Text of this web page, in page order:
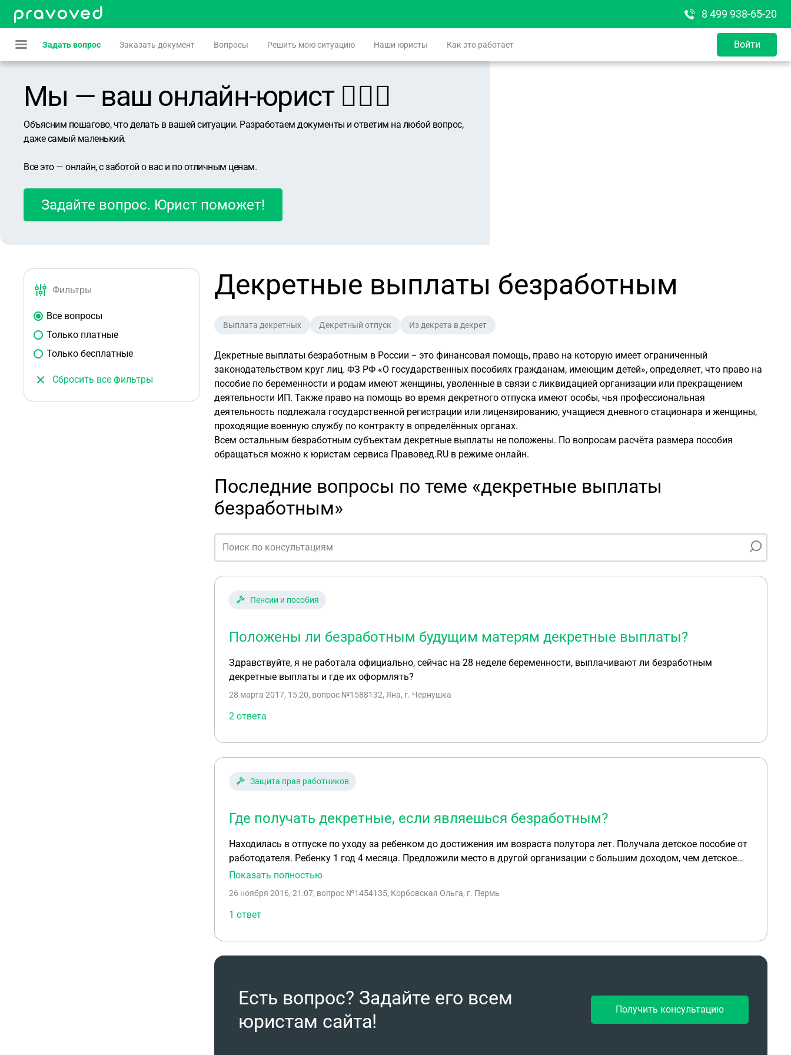
8 499 938-65-20
Задать вопрос Заказать документ Вопросы Решить мою ситуацию Наши юристы Как это работает Войти
Мы — ваш онлайн-юрист 👨🏻‍⚖️
Объясним пошагово, что делать в вашей ситуации. Разработаем документы и ответим на любой вопрос,
даже самый маленький.
Все это — онлайн, с заботой о вас и по отличным ценам.
Задайте вопрос. Юрист поможет!
Фильтры
Все вопросы
Только платные
Только бесплатные
Сбросить все фильтры
Декретные выплаты безработным
Выплата декретных Декретный отпуск Из декрета в декрет
Декретные выплаты безработным в России − это финансовая помощь, право на которую имеет ограниченный
законодательством круг лиц. ФЗ РФ «О государственных пособиях гражданам, имеющим детей», определяет, что право на
пособие по беременности и родам имеют женщины, уволенные в связи с ликвидацией организации или прекращением
деятельности ИП. Также право на помощь во время декретного отпуска имеют особы, чья профессиональная
деятельность подлежала государственной регистрации или лицензированию, учащиеся дневного стационара и женщины,
проходящие военную службу по контракту в определённых органах.
Всем остальным безработным субъектам декретные выплаты не положены. По вопросам расчёта размера пособия
обращаться можно к юристам сервиса Правовед.RU в режиме онлайн.
Последние вопросы по теме «декретные выплаты
безработным»
Пенсии и пособия
Положены ли безработным будущим матерям декретные выплаты?
Здравствуйте, я не работала официально, сейчас на 28 неделе беременности, выплачивают ли безработным
декретные выплаты и где их оформлять?
28 марта 2017, 15:20, вопрос №1588132, Яна, г. Чернушка
2 ответа
Защита прав работников
Где получать декретные, если являешься безработным?
Находилась в отпуске по уходу за ребенком до достижения им возраста полутора лет. Получала детское пособие от
работодателя. Ребенку 1 год 4 месяца. Предложили место в другой организации с большим доходом, чем детское
пособие. Уволилась из первой организации, получила трудовую книжку и остатки выплат и ушла на новое место.
или остатки детских выплат (а это два месяца) получать в соцзащите(или где там).
Показать полностью
26 ноября 2016, 21:07, вопрос №1454135, Корбовская Ольга, г. Пермь
1 ответ
Есть вопрос? Задайте его всем
юристам сайта!
Получить консультацию